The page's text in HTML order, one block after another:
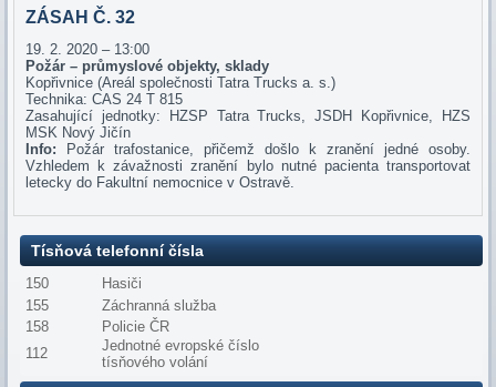
ZÁSAH Č. 32
19. 2. 2020 – 13:00
Požár – průmyslové objekty, sklady
Kopřivnice (Areál společnosti Tatra Trucks a. s.)
Technika: CAS 24 T 815
Zasahující jednotky: HZSP Tatra Trucks, JSDH Kopřivnice, HZS
MSK Nový Jičín
Info: Požár trafostanice, přičemž došlo k zranění jedné osoby.
Vzhledem k závažnosti zranění bylo nutné pacienta transportovat
letecky do Fakultní nemocnice v Ostravě.
Tísňová telefonní čísla
150
Hasiči
155
Záchranná služba
158
Policie ČR
112
Jednotné evropské číslo
tísňového volání